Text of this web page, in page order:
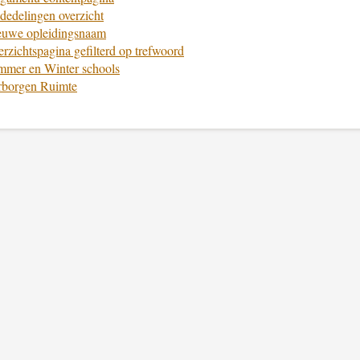
overzicht
opleidingsnaam
gefilterd op trefwoord
en Winter schools
Ruimte